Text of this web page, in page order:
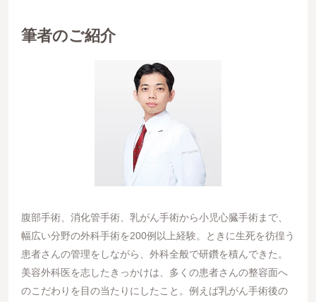
筆者のご紹介
腹部手術、消化管手術、乳がん手術から小児心臓手術まで、
幅広い分野の外科手術を200例以上経験。ときに生死を彷徨う
患者さんの管理をしながら、外科全般で研鑽を積んできた。
美容外科医を志したきっかけは、多くの患者さんの整容面へ
のこだわりを目の当たりにしたこと。例えば乳がん手術後の